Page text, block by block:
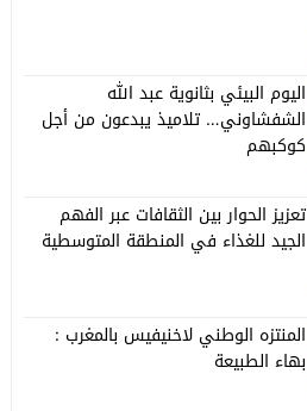
اليوم البيئي بثانوية عبد الله
الشفشاوني… تلاميذ يبدعون من أجل
كوكبهم
تعزيز الحوار بين الثقافات عبر الفهم
الجيد للغذاء في المنطقة المتوسطية
المنتزه الوطني لاخنيفيس بالمغرب :
بهاء الطبيعة